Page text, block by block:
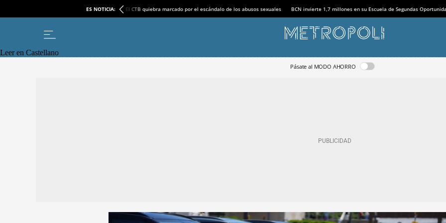
ES NOTICIA: El CTB quiebra marcado por el escándalo de los abusos sexuales BCN invierte 1,7 millones en su Escuela de Segundas
Leer en Castellano
Pásate al MODO AHORRO